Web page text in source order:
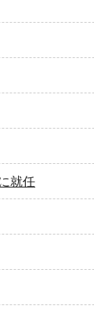
就任